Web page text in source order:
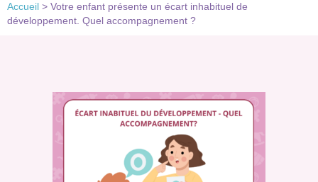
Accueil > Votre enfant présente un écart inhabituel de
développement. Quel accompagnement ?